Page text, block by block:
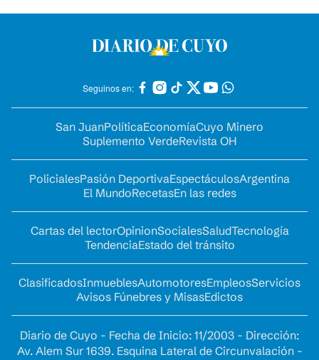
Seguinos en:
San JuanPolíticaEconomíaCuyo Minero
Suplemento VerdeRevista OH
PolicialesPasión DeportivaEspectáculosArgentina
El MundoRecetasEn las redes
Cartas del lectorOpinionSocialesSaludTecnología
TendenciaEstado del tránsito
ClasificadosInmueblesAutomotoresEmpleosServicios
Avisos Fúnebres y MisasEdictos
Diario de Cuyo - Fecha de Inicio: 11/2003 - Dirección:
Av. Alem Sur 1639. Esquina Lateral de Circunvalación -